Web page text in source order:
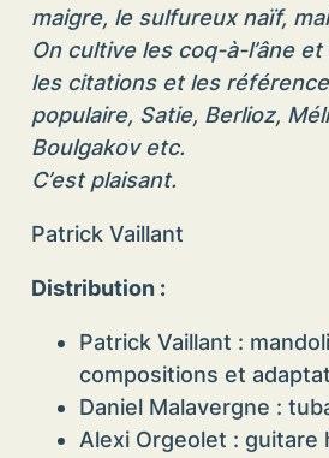
maigre, le sulfureux naïf,
On cultive les coq-à-l’âne
les citations et les
populaire, Satie, Berlioz,
Boulgakov etc.
C’est plaisant.
Patrick Vaillant
Distribution :
Patrick Vaillant :
compositions et
Daniel Malavergne :
Alexi Orgeolet : guitare